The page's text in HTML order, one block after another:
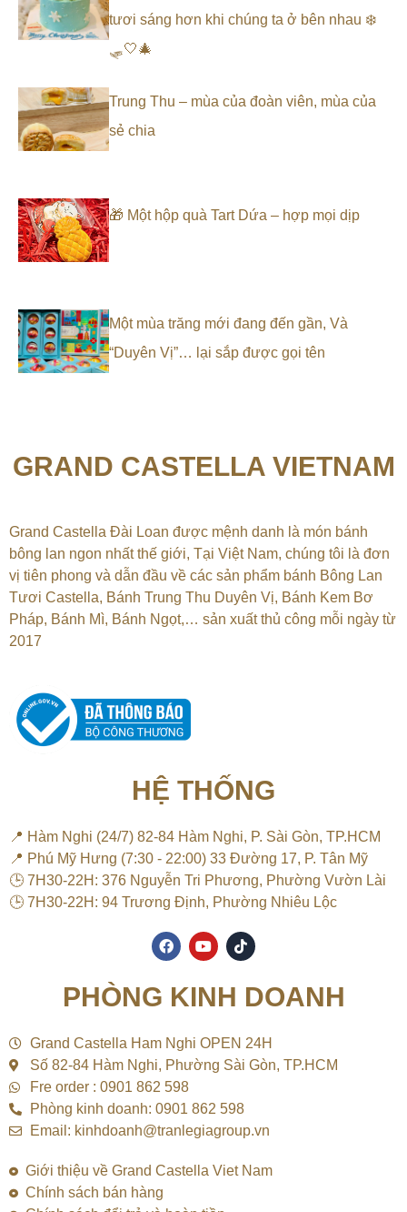
tươi sáng hơn khi chúng ta ở bên nhau ❄️
🛷🤍🎄
Trung Thu – mùa của đoàn viên, mùa của
sẻ chia
🎁 Một hộp quà Tart Dứa – hợp mọi dịp
Một mùa trăng mới đang đến gần, Và
“Duyên Vị”… lại sắp được gọi tên
GRAND CASTELLA VIETNAM
Grand Castella Đài Loan được mệnh danh là món bánh
bông lan ngon nhất thế giới, Tại Việt Nam, chúng tôi là đơn
vị tiên phong và dẫn đầu về các sản phẩm bánh Bông Lan
Tươi Castella, Bánh Trung Thu Duyên Vị, Bánh Kem Bơ
Pháp, Bánh Mì, Bánh Ngọt,… sản xuất thủ công mỗi ngày từ
2017
HỆ THỐNG
📍 Hàm Nghi (24/7) 82-84 Hàm Nghi, P. Sài Gòn, TP.HCM
📍 Phú Mỹ Hưng (7:30 - 22:00) 33 Đường 17, P. Tân Mỹ
🕒 7H30-22H: 376 Nguyễn Tri Phương, Phường Vườn Lài
🕒 7H30-22H: 94 Trương Định, Phường Nhiêu Lộc
F
a
o
k
Y
o
u
b
T
i
k
PHÒNG KINH DOANH
Grand Castella Ham Nghi OPEN 24H
Số 82-84 Hàm Nghi, Phường Sài Gòn, TP.HCM
Fre order : 0901 862 598
Phòng kinh doanh: 0901 862 598
Email: kinhdoanh@tranlegiagroup.vn
Giới thiệu về Grand Castella Viet Nam
Chính sách bán hàng